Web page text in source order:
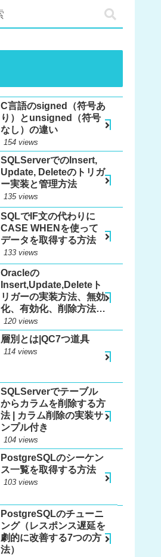
C言語のsigned（符号あ
り）とunsigned（符号
なし）の違い
154 views
SQLServerでのInsert,
Update, Deleteのトリガ
ー実装と管理方法
135 views
SQLでIF文の代わりに
CASE WHENを使って
データを取得する方法
133 views
Oracleの
Insert,Update,Deleteト
リガーの実装方法、無効
化、有効化、削除方法、
更新方法
120 views
層別とは|QC7つ道具
114 views
SQLServerでテーブル
からカラムを削除する方
法 | カラム削除の実装サ
ンプル付き
104 views
PostgreSQLのシーケン
ス一覧を取得する方法
103 views
PostgreSQLのチューニ
ング（レスポンス遅延を
劇的に改善する7つの方
法）